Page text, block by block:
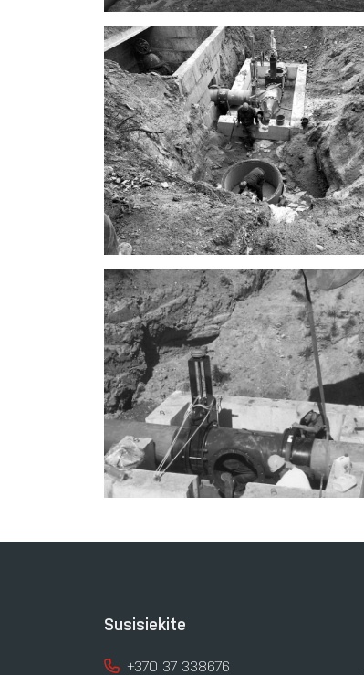
Susisiekite
+370 37 338676